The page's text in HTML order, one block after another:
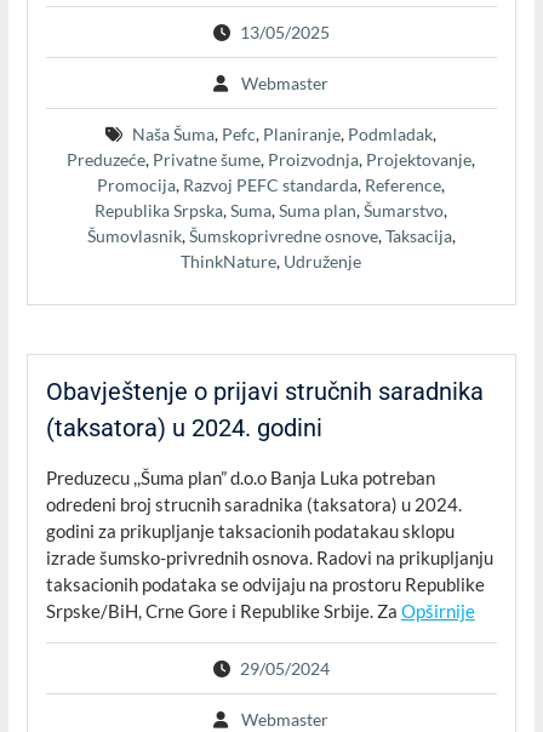
13/05/2025
Webmaster
Naša Šuma, Pefc, Planiranje, Podmladak,
Preduzeće, Privatne šume, Proizvodnja, Projektovanje,
Promocija, Razvoj PEFC standarda, Reference,
Republika Srpska,Suma,Suma plan,Šumarstvo,
Šumovlasnik,Šumskoprivredne osnove,Taksacija,
ThinkNature, Udruženje
Obavještenje o prijavi stručnih saradnika
(taksatora) u 2024. godini
Preduzecu ,,Šuma plan” d.o.o Banja Luka potreban
odredeni broj strucnih saradnika (taksatora) u 2024.
godini za prikupljanje taksacionih podatakau sklopu
izrade šumsko-privrednih osnova. Radovi na prikupljanju
taksacionih podataka se odvijaju na prostoru Republike
Srpske/BiH, Crne Gore i Republike Srbije. Za Opširnije
29/05/2024
Webmaster